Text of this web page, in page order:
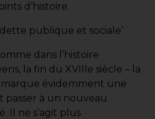
d’histoire.
publique et sociale’
dans l’histoire
la fin du XVIIIe siècle – la
évidemment une
passer à un nouveau
Il ne s’agit plus